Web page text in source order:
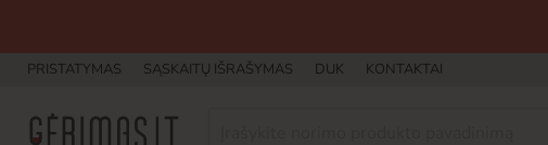
PRISTATYMAS SĄSKAITŲ IŠRAŠYMAS DUK KONTAKTAI